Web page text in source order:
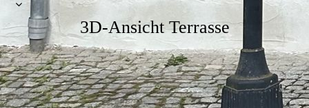
3D-Ansicht Terrasse